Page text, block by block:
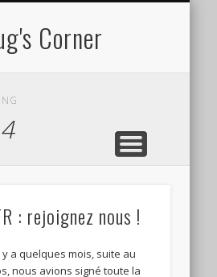
Corner
: rejoignez nous !
a quelques mois, suite au
nous avions signé toute la